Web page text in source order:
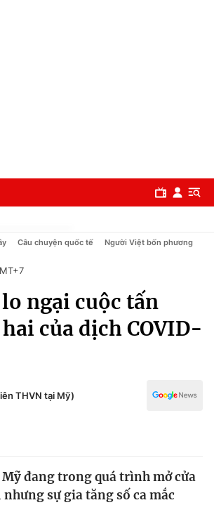
Câu chuyện quốc tế Người Việt bốn phương
ngại cuộc tấn
của dịch COVID-
THVN tại Mỹ)
đang trong quá trình mở cửa
sự gia tăng số ca mắc